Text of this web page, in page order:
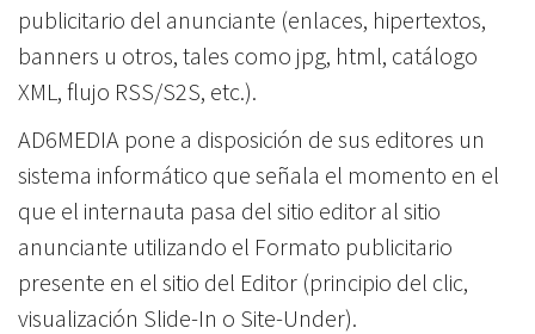
publicitario del anunciante (enlaces, hipertextos,
banners u otros, tales como jpg, html, catálogo
XML, flujo RSS/S2S, etc.).
AD6MEDIA pone a disposición de sus editores un
sistema informático que señala el momento en el
que el internauta pasa del sitio editor al sitio
anunciante utilizando el Formato publicitario
presente en el sitio del Editor (principio del clic,
visualización Slide-In o Site-Under).